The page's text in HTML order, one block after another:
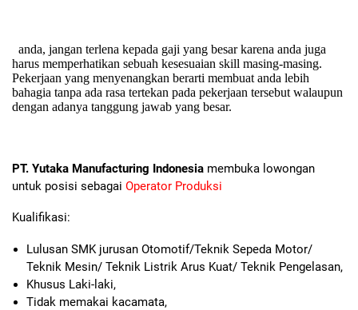
anda, jangan terlena kepada gaji yang besar karena anda juga
harus memperhatikan sebuah kesesuaian skill masing-masing.
Pekerjaan yang menyenangkan berarti membuat anda lebih
bahagia tanpa ada rasa tertekan pada pekerjaan tersebut walaupun
dengan adanya tanggung jawab yang besar.
PT. Yutaka Manufacturing Indonesia membuka lowongan
untuk posisi sebagai Operator Produksi
Kualifikasi:
Lulusan SMK jurusan Otomotif/Teknik Sepeda Motor/
Teknik Mesin/ Teknik Listrik Arus Kuat/ Teknik Pengelasan,
Khusus Laki-laki,
Tidak memakai kacamata,